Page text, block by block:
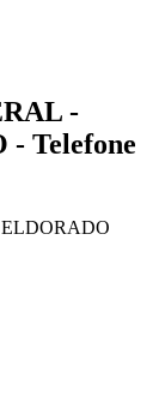
-
- Telefone